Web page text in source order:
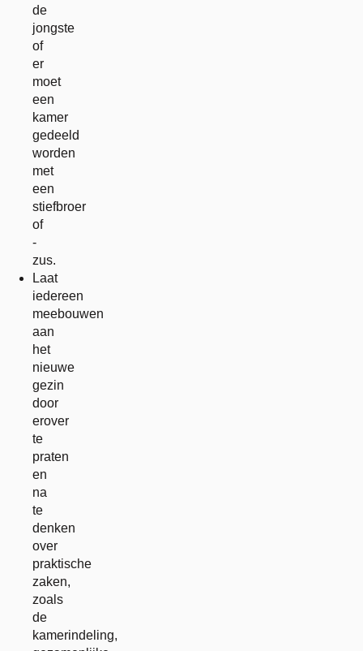
de
jongste
of
er
moet
een
kamer
gedeeld
worden
met
een
stiefbroer
of
-
zus.
Laat
iedereen
meebouwen
aan
het
nieuwe
gezin
door
erover
te
praten
en
na
te
denken
over
praktische
zaken,
zoals
de
kamerindeling,